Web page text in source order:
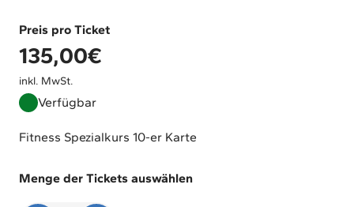
Preis pro Ticket
135,00€
inkl. MwSt.
Verfügbar
Fitness Spezialkurs 10-er Karte
Menge der Tickets auswählen